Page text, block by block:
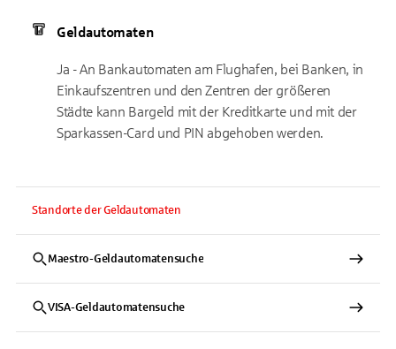
Geldautomaten
Ja - An Bankautomaten am Flughafen, bei Banken, in
Einkaufszentren und den Zentren der größeren
Städte kann Bargeld mit der Kreditkarte und mit der
Sparkassen-Card und PIN abgehoben werden.
Standorte der Geldautomaten
Maestro-Geldautomatensuche
VISA-Geldautomatensuche